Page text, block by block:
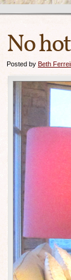
No
Posted by Beth